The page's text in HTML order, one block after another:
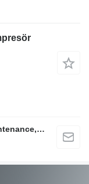
Construction Machinery Spare Parts Maintenance, Repair and Sales Company